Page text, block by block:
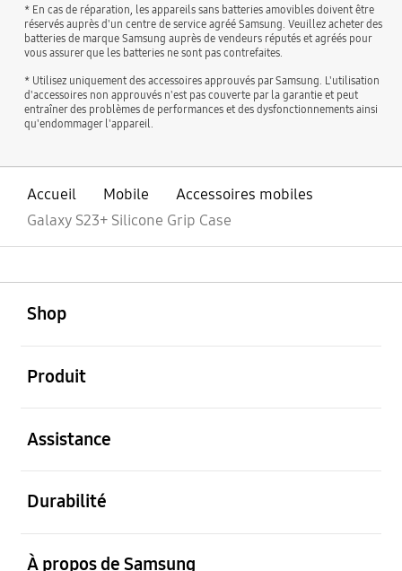
* En cas de réparation, les appareils sans batteries amovibles doivent être
réservés auprès d'un centre de service agréé Samsung. Veuillez acheter des
batteries de marque Samsung auprès de vendeurs réputés et agréés pour
vous assurer que les batteries ne sont pas contrefaites.
* Utilisez uniquement des accessoires approuvés par Samsung. L'utilisation
d'accessoires non approuvés n'est pas couverte par la garantie et peut
entraîner des problèmes de performances et des dysfonctionnements ainsi
qu'endommager l'appareil.
Accueil Mobile
Accessoires mobiles
Galaxy S23+ Silicone Grip Case
Shop
Produit
Assistance
Durabilité
À propos de Samsung